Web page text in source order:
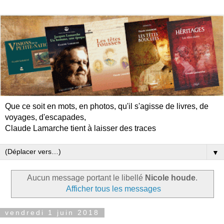
Que ce soit en mots, en photos, qu'il s'agisse de livres, de
voyages, d'escapades,
Claude Lamarche tient à laisser des traces
▼
Aucun message portant le libellé Nicole houde.
Afficher tous les messages
vendredi 1 juin 2018